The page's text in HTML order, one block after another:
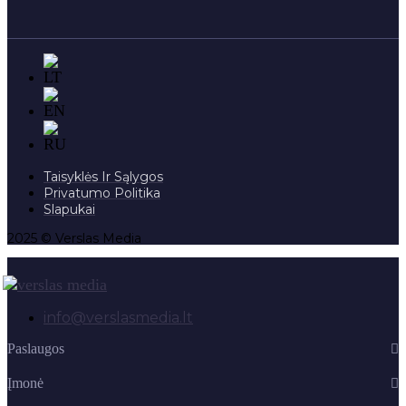
Taisyklės Ir Sąlygos
Privatumo Politika
Slapukai
2025 © Verslas Media
info@verslasmedia.lt
Paslaugos
Įmonė